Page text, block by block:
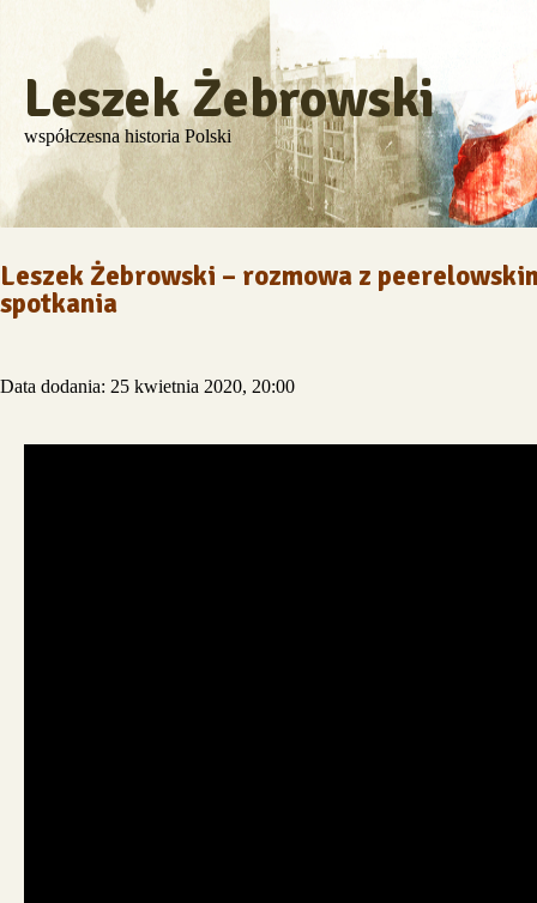
Leszek Żebrowski
współczesna historia Polski
Leszek Żebrowski – rozmowa z
spotkania
Data dodania: 25 kwietnia 2020, 20:00